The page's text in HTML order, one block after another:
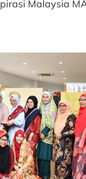
Malaysia